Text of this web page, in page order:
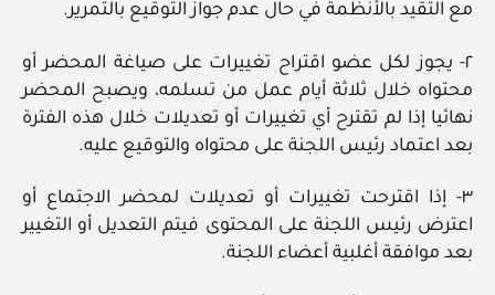
مع التقيد بالأنظمة في حال عدم جواز التوقيع بالتمرير.
٢- يجوز لكل عضو اقتراح تغييرات على صياغة المحضر أو
محتواه خلال ثلاثة أيام عمل من تسلمه، ويصبح المحضر
نهائيا إذا لم تقترح أي تغييرات أو تعديلات خلال هذه الفترة
بعد اعتماد رئيس اللجنة على محتواه والتوقيع عليه.
٣- إذا اقترحت تغييرات أو تعديلات لمحضر الاجتماع أو
اعترض رئيس اللجنة على المحتوى فيتم التعديل أو التغيير
بعد موافقة أغلبية أعضاء اللجنة.